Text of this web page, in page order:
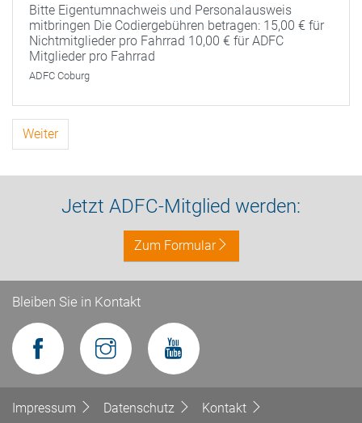
Bitte Eigentumnachweis und Personalausweis
mitbringen Die Codiergebühren betragen: 15,00 € für
Nichtmitglieder pro Fahrrad 10,00 € für ADFC
Mitglieder pro Fahrrad
ADFC Coburg
Weiter
Jetzt ADFC-Mitglied werden:
Zum Formular
Bleiben Sie in Kontakt
Impressum Datenschutz Kontakt